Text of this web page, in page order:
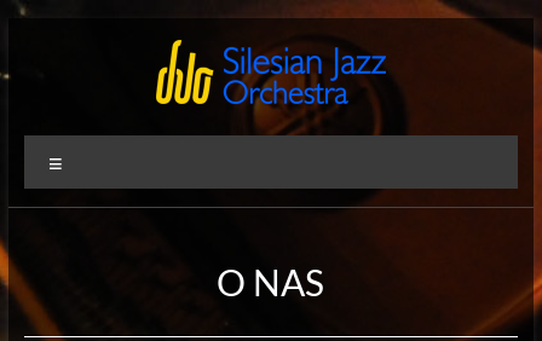
content
Silesian
Jazz
International
Performing
Artists
O NAS